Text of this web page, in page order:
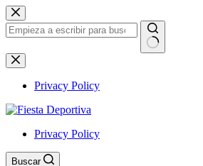
Saltar
al
contenido
Sin
resultados
Privacy Policy
Privacy Policy
Buscar